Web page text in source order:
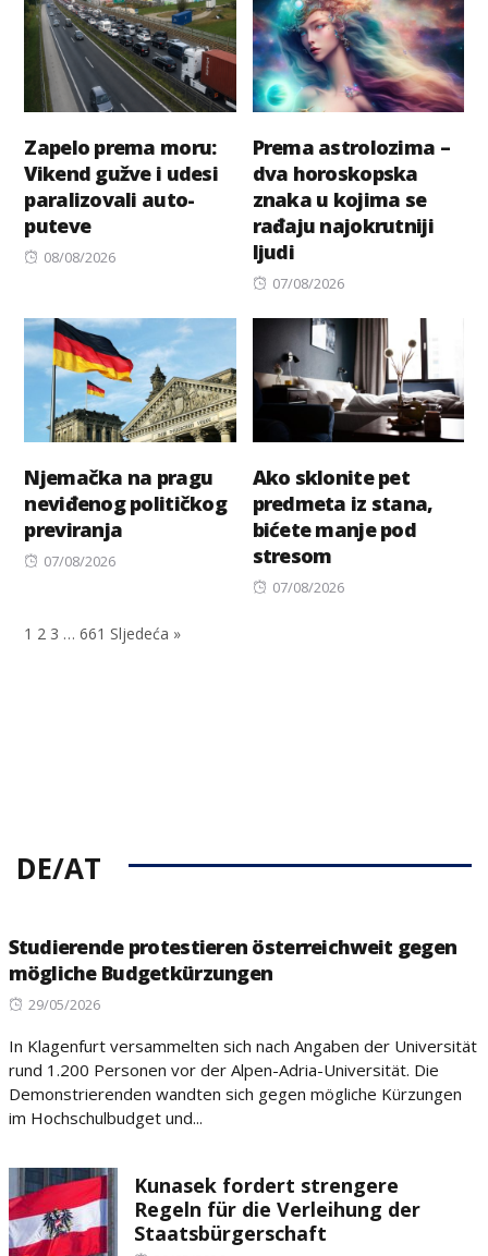
Zapelo prema moru:
Vikend gužve i udesi
paralizovali auto-
puteve
Posted
08/08/2026
Prema astrolozima –
dva horoskopska
znaka u kojima se
rađaju najokrutniji
ljudi
Posted
07/08/2026
Njemačka na pragu
neviđenog političkog
previranja
Posted
07/08/2026
Ako sklonite pet
predmeta iz stana,
bićete manje pod
stresom
Posted
07/08/2026
1 2 3 … 661 Sljedeća »
DE/AT
Studierende protestieren österreichweit gegen
mögliche Budgetkürzungen
Posted
29/05/2026
In Klagenfurt versammelten sich nach Angaben der Universität
rund 1.200 Personen vor der Alpen-Adria-Universität. Die
Demonstrierenden wandten sich gegen mögliche Kürzungen
im Hochschulbudget und...
Kunasek fordert strengere
Regeln für die Verleihung der
Staatsbürgerschaft